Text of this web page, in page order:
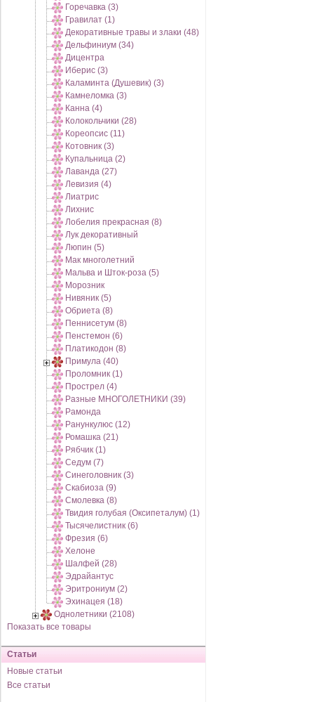
Горечавка (3)
Гравилат (1)
Декоративные травы и злаки (48)
Дельфиниум (34)
Дицентра
Иберис (3)
Каламинта (Душевик) (3)
Камнеломка (3)
Канна (4)
Колокольчики (28)
Кореопсис (11)
Котовник (3)
Купальница (2)
Лаванда (27)
Левизия (4)
Лиатрис
Лихнис
Лобелия прекрасная (8)
Лук декоративный
Люпин (5)
Мак многолетний
Мальва и Шток-роза (5)
Морозник
Нивяник (5)
Обриета (8)
Пеннисетум (8)
Пенстемон (6)
Платикодон (8)
Примула (40)
Проломник (1)
Прострел (4)
Разные МНОГОЛЕТНИКИ (39)
Рамонда
Ранункулюс (12)
Ромашка (21)
Рябчик (1)
Седум (7)
Синеголовник (3)
Скабиоза (9)
Смолевка (8)
Твидия голубая (Оксипеталум) (1)
Тысячелистник (6)
Фрезия (6)
Хелоне
Шалфей (28)
Эдрайантус
Эритрониум (2)
Эхинацея (18)
Однолетники (2108)
Показать все товары
Статьи
Новые статьи
Все статьи